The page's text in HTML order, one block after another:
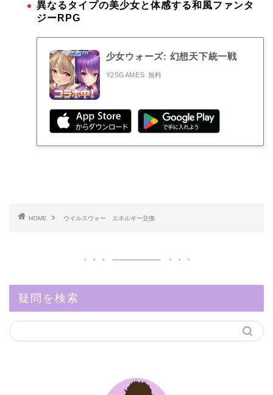
異なるタイプの美少女と体感する和風ファンタ
ジーRPG
少女ウォーズ: 幻想天下統一戦
Y2SGAMES 無料
HOME ウイルスウォー エネルギー交換
疑問を検索